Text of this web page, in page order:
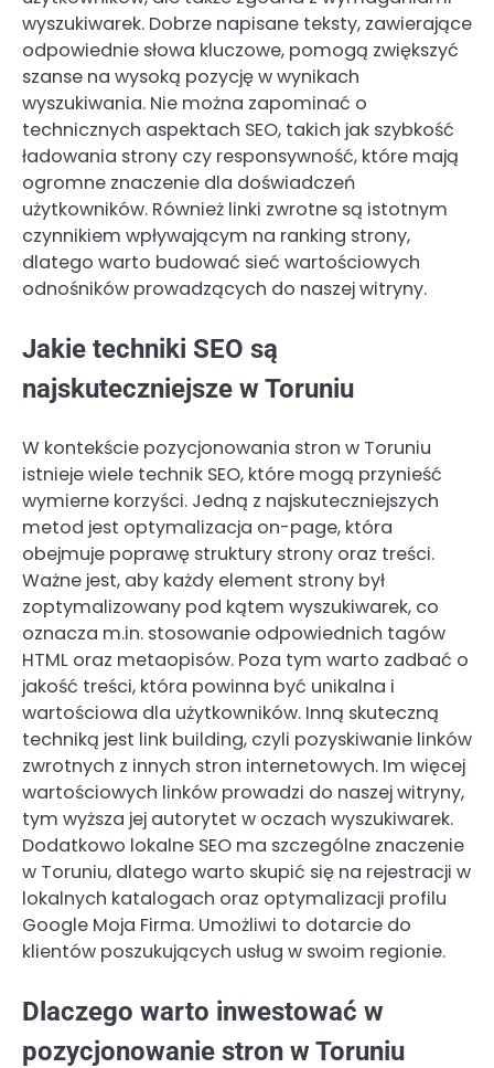
wyszukiwarek. Dobrze napisane teksty, zawierające
odpowiednie słowa kluczowe, pomogą zwiększyć
szanse na wysoką pozycję w wynikach
wyszukiwania. Nie można zapominać o
technicznych aspektach SEO, takich jak szybkość
ładowania strony czy responsywność, które mają
ogromne znaczenie dla doświadczeń
użytkowników. Również linki zwrotne są istotnym
czynnikiem wpływającym na ranking strony,
dlatego warto budować sieć wartościowych
odnośników prowadzących do naszej witryny.
Jakie techniki SEO są
najskuteczniejsze w Toruniu
W kontekście pozycjonowania stron w Toruniu
istnieje wiele technik SEO, które mogą przynieść
wymierne korzyści. Jedną z najskuteczniejszych
metod jest optymalizacja on-page, która
obejmuje poprawę struktury strony oraz treści.
Ważne jest, aby każdy element strony był
zoptymalizowany pod kątem wyszukiwarek, co
oznacza m.in. stosowanie odpowiednich tagów
HTML oraz metaopisów. Poza tym warto zadbać o
jakość treści, która powinna być unikalna i
wartościowa dla użytkowników. Inną skuteczną
techniką jest link building, czyli pozyskiwanie linków
zwrotnych z innych stron internetowych. Im więcej
wartościowych linków prowadzi do naszej witryny,
tym wyższa jej autorytet w oczach wyszukiwarek.
Dodatkowo lokalne SEO ma szczególne znaczenie
w Toruniu, dlatego warto skupić się na rejestracji w
lokalnych katalogach oraz optymalizacji profilu
Google Moja Firma. Umożliwi to dotarcie do
klientów poszukujących usług w swoim regionie.
Dlaczego warto inwestować w
pozycjonowanie stron w Toruniu